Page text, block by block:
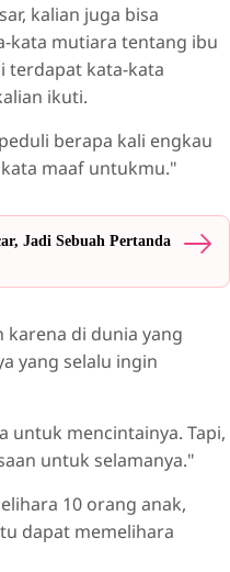
kalian juga bisa
kata mutiara tentang ibu
terdapat kata-kata
ikuti.
berapa kali engkau
maaf untukmu."
Jadi Sebuah Pertanda
karena di dunia yang
yang selalu ingin
untuk mencintainya. Tapi,
untuk selamanya."
10 orang anak,
dapat memelihara